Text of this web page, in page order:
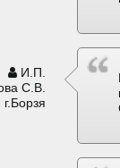
И.П.
С.В.
г.Борзя